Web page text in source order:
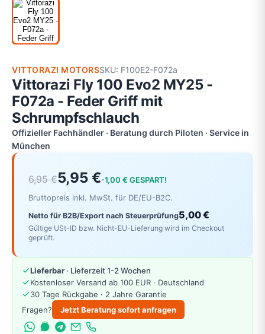
VITTORAZI MOTORSSKU: F100E2-F072a
Vittorazi Fly 100 Evo2 MY25 -
F072a - Feder Griff mit
Schrumpfschlauch
Offizieller Fachhändler · Beratung durch Piloten · Service in
München
6,95 €5,95 €-1,00 € GESPART!
Bruttopreis inkl. MwSt. für DE/EU-B2C.
Netto für B2B/Export nach Steuerprüfung5,00 €
Gültige USt-ID bzw. Nicht-EU-Lieferung wird im Checkout
geprüft.
Lieferbar · Lieferzeit 1-2 Wochen
Kostenloser Versand ab 100 EUR · Deutschland
30 Tage Rückgabe · 2 Jahre Garantie
Fragen?
Jetzt Beratung sofort anfragen